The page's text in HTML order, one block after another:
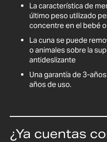
La característica de
último peso utilizado
concentre en el bebé
La cuna se puede
o animales sobre la
antideslizante
Una garantía de 3-
años de uso.
¿Ya cuentas